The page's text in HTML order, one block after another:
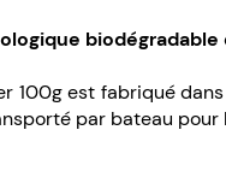
est fabriqué
par bateau